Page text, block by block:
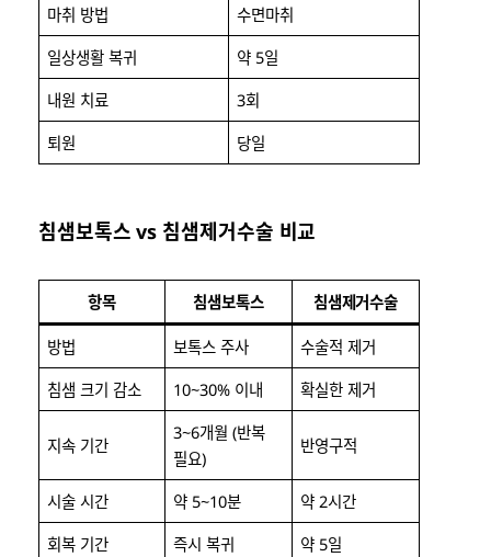
마취 방법
수면마취
일상생활 복귀
약 5일
내원 치료
3회
퇴원
당일
침샘보톡스 vs 침샘제거수술 비교
항목 침샘보톡스 침샘제거수술
방법 보톡스 주사
수술적 제거
침샘 크기 감소
10~30% 이내 확실한 제거
지속 기간
3~6개월 (반복
필요)
반영구적
시술 시간 약 5~10분
약 2시간
회복 기간
즉시 복귀 약 5일